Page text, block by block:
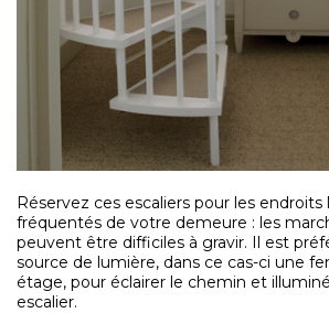
Réservez ces escaliers pour les endroits
fréquentés de votre demeure : les
peuvent être difficiles à gravir. Il est
source de lumière, dans ce cas-ci une
étage, pour éclairer le chemin et
escalier.